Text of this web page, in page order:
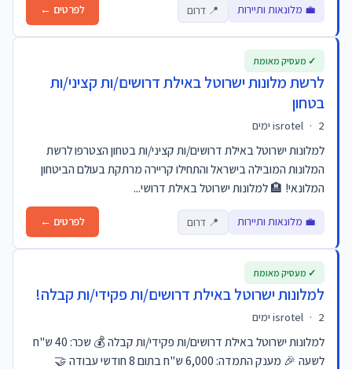
💼 מלונאות ותיירות 📍 דרום לפרטים ←
לרשת מלונות ישרוטל באילת דרושים/ות קציני/ות
בטחון
isrotel · 2 ימים
למלונות ישרוטל באילת דרושים/ות קציני/ות בטחון הצטרפו לרשת
המלונות המובילה בישראל והתחילו קריירה מרתקת בעולם הביטחון
המלונאי! 🏨 למלונות ישרוטל באילת דרושי...
💼 מלונאות ותיירות 📍 דרום לפרטים ←
✓ מעסיק מאומת
למלונות ישרוטל באילת דרושים/ות פקידי/ות קבלה!
isrotel · 2 ימים
למלונות ישרוטל באילת דרושים/ות פקידי/ות קבלה 💰 שכר: 40 ש"ח
לשעה 🎉 מענק התמדה: 6,000 ש"ח בתום 8 חודשי עבודה 🤝
✓ מעסיק מאומת